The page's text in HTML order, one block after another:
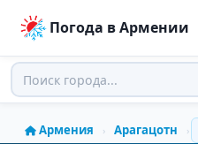
Погода в Армении
Армения › Арагацотн ›